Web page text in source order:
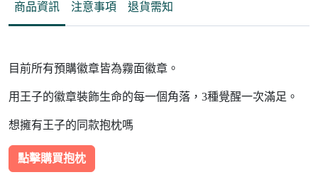
商品資訊 注意事項 退貨需知
目前所有預購徽章皆為霧面徽章。
用王子的徽章裝飾生命的每一個角落，3種覺醒一次滿足。
想擁有王子的同款抱枕嗎
點擊購買抱枕